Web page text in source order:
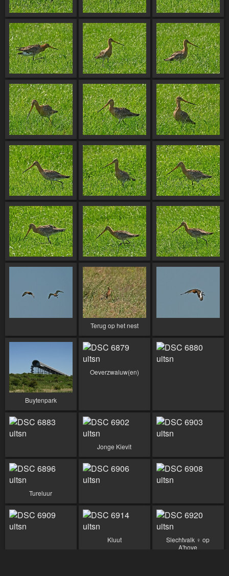
Terug op het nest
Buytenpark
Oeverzwaluw(en)
Jonge Kievit
Tureluur
Kluut
Slechtvalk ♀ op
A'hove